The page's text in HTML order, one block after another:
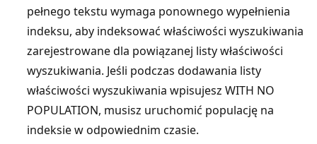
pełnego tekstu wymaga ponownego wypełnienia
indeksu, aby indeksować właściwości wyszukiwania
zarejestrowane dla powiązanej listy właściwości
wyszukiwania. Jeśli podczas dodawania listy
właściwości wyszukiwania wpisujesz WITH NO
POPULATION, musisz uruchomić populację na
indeksie w odpowiednim czasie.